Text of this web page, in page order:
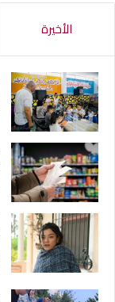
الأخيرة